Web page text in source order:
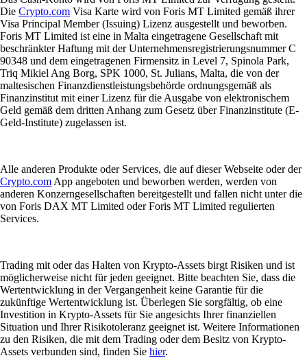
Die Crypto.com Visa Karte wird von Foris MT Limited gemäß ihrer
Visa Principal Member (Issuing) Lizenz ausgestellt und beworben.
Foris MT Limited ist eine in Malta eingetragene Gesellschaft mit
beschränkter Haftung mit der Unternehmensregistrierungsnummer C
90348 und dem eingetragenen Firmensitz in Level 7, Spinola Park,
Triq Mikiel Ang Borg, SPK 1000, St. Julians, Malta, die von der
maltesischen Finanzdienstleistungsbehörde ordnungsgemäß als
Finanzinstitut mit einer Lizenz für die Ausgabe von elektronischem
Geld gemäß dem dritten Anhang zum Gesetz über Finanzinstitute (E-
Geld-Institute) zugelassen ist.
Alle anderen Produkte oder Services, die auf dieser Webseite oder der
Crypto.com App angeboten und beworben werden, werden von
anderen Konzerngesellschaften bereitgestellt und fallen nicht unter die
von Foris DAX MT Limited oder Foris MT Limited regulierten
Services.
Trading mit oder das Halten von Krypto-Assets birgt Risiken und ist
möglicherweise nicht für jeden geeignet. Bitte beachten Sie, dass die
Wertentwicklung in der Vergangenheit keine Garantie für die
zukünftige Wertentwicklung ist. Überlegen Sie sorgfältig, ob eine
Investition in Krypto-Assets für Sie angesichts Ihrer finanziellen
Situation und Ihrer Risikotoleranz geeignet ist. Weitere Informationen
zu den Risiken, die mit dem Trading oder dem Besitz von Krypto-
Assets verbunden sind, finden Sie hier.